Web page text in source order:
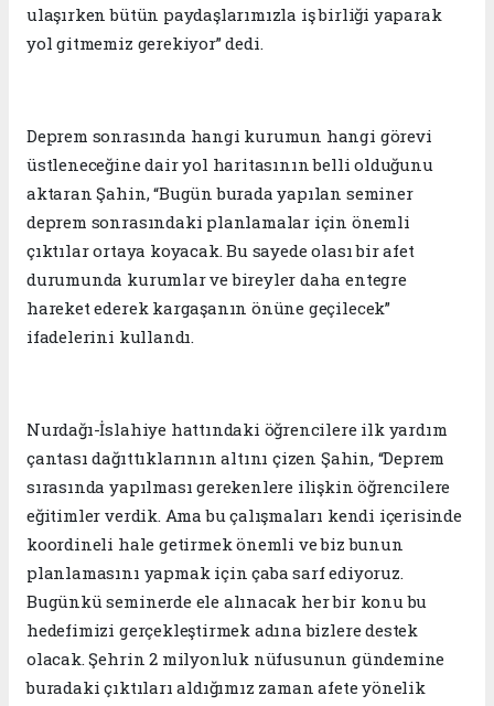
ulaşırken bütün paydaşlarımızla iş birliği yaparak
yol gitmemiz gerekiyor” dedi.
Deprem sonrasında hangi kurumun hangi görevi
üstleneceğine dair yol haritasının belli olduğunu
aktaran Şahin, “Bugün burada yapılan seminer
deprem sonrasındaki planlamalar için önemli
çıktılar ortaya koyacak. Bu sayede olası bir afet
durumunda kurumlar ve bireyler daha entegre
hareket ederek kargaşanın önüne geçilecek”
ifadelerini kullandı.
Nurdağı-İslahiye hattındaki öğrencilere ilk yardım
çantası dağıttıklarının altını çizen Şahin, “Deprem
sırasında yapılması gerekenlere ilişkin öğrencilere
eğitimler verdik. Ama bu çalışmaları kendi içerisinde
koordineli hale getirmek önemli ve biz bunun
planlamasını yapmak için çaba sarf ediyoruz.
Bugünkü seminerde ele alınacak her bir konu bu
hedefimizi gerçekleştirmek adına bizlere destek
olacak. Şehrin 2 milyonluk nüfusunun gündemine
buradaki çıktıları aldığımız zaman afete yönelik